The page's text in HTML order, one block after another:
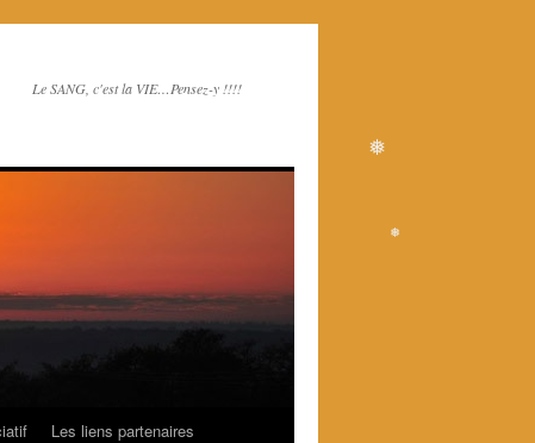
Le SANG, c'est la VIE…Pensez-y !!!!
Les liens partenaires